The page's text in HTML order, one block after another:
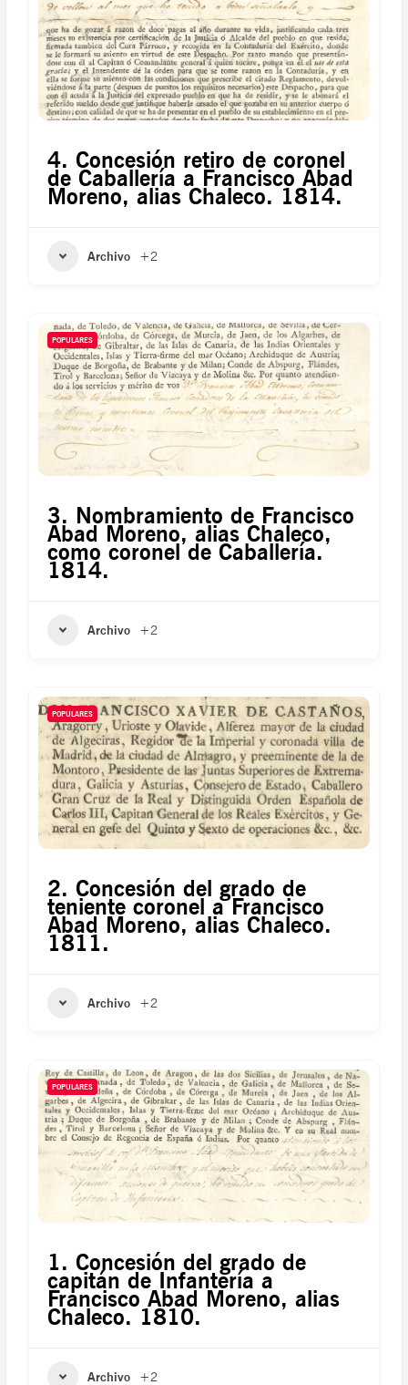
4. Concesión retiro de coronel
de Caballería a Francisco Abad
Moreno, alias Chaleco. 1814.
Archivo +2
POPULARES
3. Nombramiento de Francisco
Abad Moreno, alias Chaleco,
como coronel de Caballería.
1814.
Archivo +2
POPULARES
2. Concesión del grado de
teniente coronel a Francisco
Abad Moreno, alias Chaleco.
1811.
Archivo +2
POPULARES
1. Concesión del grado de
capitán de Infantería a
Francisco Abad Moreno, alias
Chaleco. 1810.
Archivo +2